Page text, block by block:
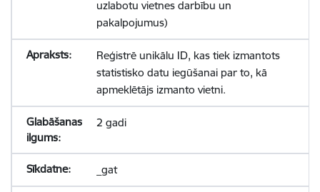
uzlabotu vietnes darbību un
pakalpojumus)
Reģistrē unikālu ID, kas tiek izmantots
statistisko datu iegūšanai par to, kā
apmeklētājs izmanto vietni.
2 gadi
_gat